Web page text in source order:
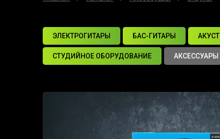
ЭЛЕКТРОГИТАРЫ БАС-ГИТАРЫ
СТУДИЙНОЕ ОБОРУДОВАНИЕ АКСЕССУАРЫ